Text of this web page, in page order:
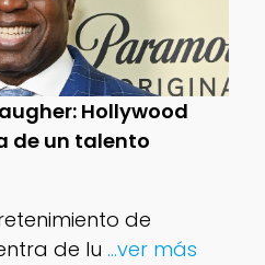
Hollywood
de un talento
de
de lu ...ver más